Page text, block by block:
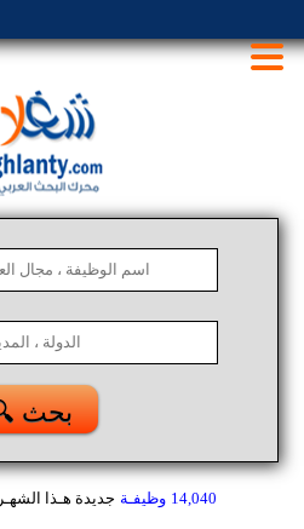
🔍 بحث
14,040 وظيفـة جديدة هـذا الشهـر